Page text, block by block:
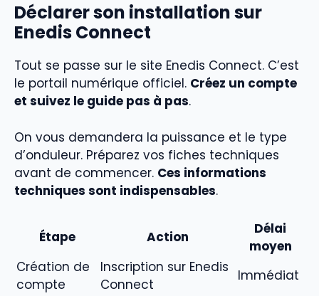
Déclarer son installation sur
Enedis Connect
Tout se passe sur le site Enedis Connect. C’est
le portail numérique officiel. Créez un compte
et suivez le guide pas à pas.
On vous demandera la puissance et le type
d’onduleur. Préparez vos fiches techniques
avant de commencer. Ces informations
techniques sont indispensables.
Étape Action
Délai
moyen
Création de
compte
Inscription sur Enedis
Connect
Immédiat